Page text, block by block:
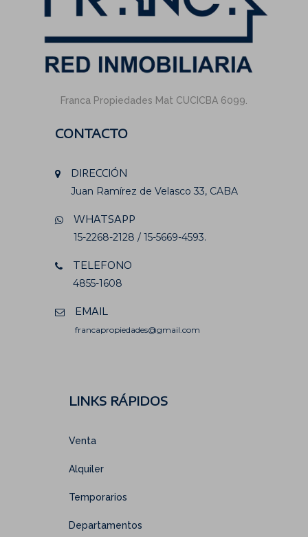
Franca Propiedades Mat CUCICBA 6099.
CONTACTO
DIRECCIÓN
Juan Ramírez de Velasco 33, CABA
WHATSAPP
15-2268-2128 / 15-5669-4593.
TELEFONO
4855-1608
EMAIL
francapropiedades@gmail.com
LINKS RÁPIDOS
Venta
Alquiler
Temporarios
Departamentos